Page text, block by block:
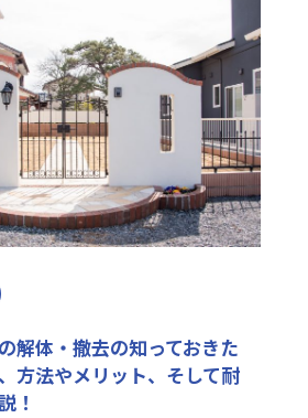
解体・撤去の知っておきた
方法やメリット、そして耐
！